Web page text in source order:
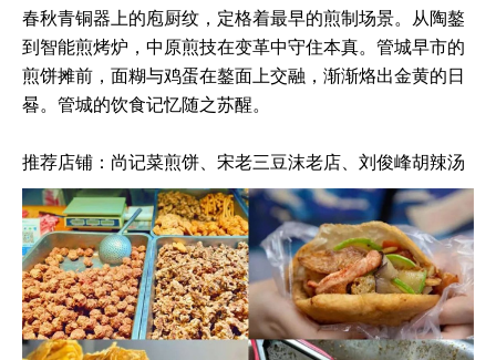
春秋青铜器上的庖厨纹，定格着最早的煎制场景。从陶鏊
到智能煎烤炉，中原煎技在变革中守住本真。管城早市的
煎饼摊前，面糊与鸡蛋在鏊面上交融，渐渐烙出金黄的日
晷。管城的饮食记忆随之苏醒。
推荐店铺：尚记菜煎饼、宋老三豆沫老店、刘俊峰胡辣汤